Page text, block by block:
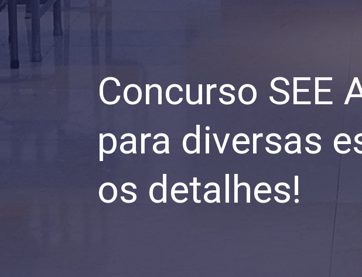
Concurso SEE
para diversas
os detalhes!